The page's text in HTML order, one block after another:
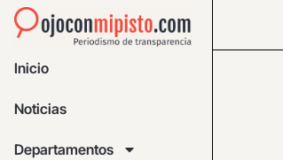
Inicio
Noticias
Departamentos